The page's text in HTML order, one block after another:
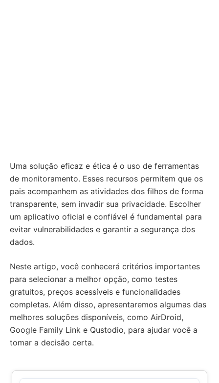
Uma solução eficaz e ética é o uso de ferramentas
de monitoramento. Esses recursos permitem que os
pais acompanhem as atividades dos filhos de forma
transparente, sem invadir sua privacidade. Escolher
um aplicativo oficial e confiável é fundamental para
evitar vulnerabilidades e garantir a segurança dos
dados.
Neste artigo, você conhecerá critérios importantes
para selecionar a melhor opção, como testes
gratuitos, preços acessíveis e funcionalidades
completas. Além disso, apresentaremos algumas das
melhores soluções disponíveis, como AirDroid,
Google Family Link e Qustodio, para ajudar você a
tomar a decisão certa.